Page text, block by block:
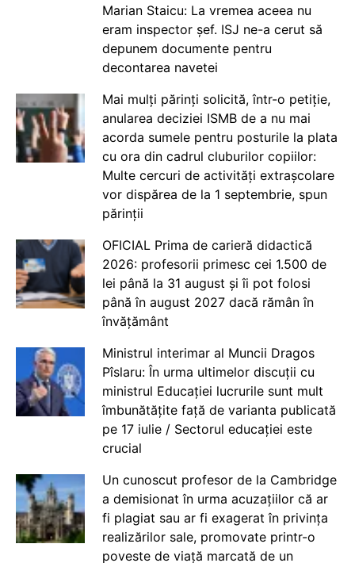
Marian Staicu: La vremea aceea nu
eram inspector șef. ISJ ne-a cerut să
depunem documente pentru
decontarea navetei
Mai mulți părinți solicită, într-o petiție,
anularea deciziei ISMB de a nu mai
acorda sumele pentru posturile la plata
cu ora din cadrul cluburilor copiilor:
Multe cercuri de activități extrașcolare
vor dispărea de la 1 septembrie, spun
părinții
OFICIAL Prima de carieră didactică
2026: profesorii primesc cei 1.500 de
lei până la 31 august și îi pot folosi
până în august 2027 dacă rămân în
învățământ
Ministrul interimar al Muncii Dragos
Pîslaru: În urma ultimelor discuții cu
ministrul Educației lucrurile sunt mult
îmbunătățite față de varianta publicată
pe 17 iulie / Sectorul educației este
crucial
Un cunoscut profesor de la Cambridge
a demisionat în urma acuzațiilor că ar
fi plagiat sau ar fi exagerat în privința
realizărilor sale, promovate printr-o
poveste de viață marcată de un